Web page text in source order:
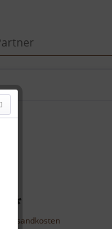
*
Versandkosten